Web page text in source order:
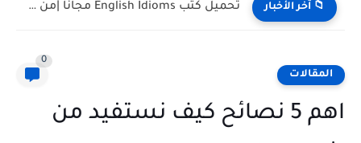
📁 آخر الأخبار تحميل كتب English Idioms مجانا |من كامبريدج English Phrasal Verbs...
المقالات
0
اهم 5 نصائح كيف نستفيد من